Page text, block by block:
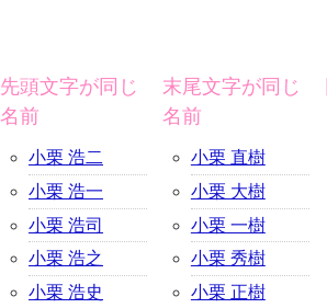
先頭文字が同じ
名前
小栗 浩二
小栗 浩一
小栗 浩司
小栗 浩之
小栗 浩史
末尾文字が同じ
名前
小栗 直樹
小栗 大樹
小栗 一樹
小栗 秀樹
小栗 正樹